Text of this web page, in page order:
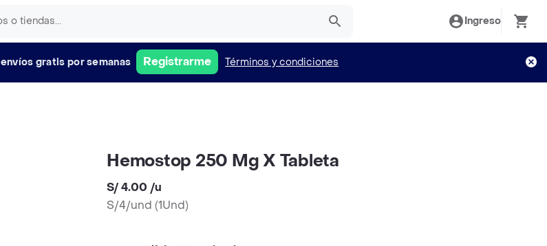
Ingreso
envíos gratis por semanas Registrarme Términos y condiciones
Hemostop 250 Mg X Tableta
S/ 4.00 /u
S/4/und (1Und)